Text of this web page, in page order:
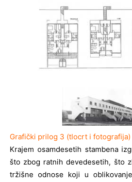
Grafički prilog 3 (tlocrt i fotografija)
Krajem osamdesetih stambena
što zbog ratnih devedesetih, što
tržišne odnose koji u